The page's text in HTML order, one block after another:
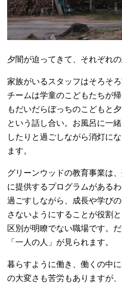
夕闇が迫ってきて、それぞれ
家族がいるスタッフはそろそ
チームは学童のこどもたちが
もだいだらぼっちのこどもと
という話し合い。お風呂に一
したりと過ごしながら消灯に
ます。
グリーンウッドの教育事業は
に提供するプログラムがある
過ごすしながら、成長や学び
さないようにすることが役割
区別が明瞭でない職場です。
「一人の人」が見られます。
暮らすように働き、働くの中
の大変さも苦労もありますが